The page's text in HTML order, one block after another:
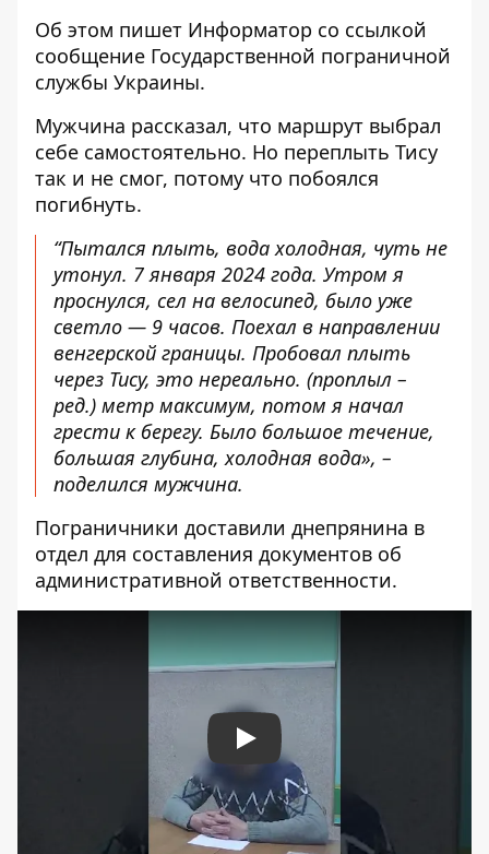
Об этом пишет Информатор со ссылкой
сообщение Государственной пограничной
службы Украины.
Мужчина рассказал, что маршрут выбрал
себе самостоятельно. Но переплыть Тису
так и не смог, потому что побоялся
погибнуть.
“Пытался плыть, вода холодная, чуть не
утонул. 7 января 2024 года. Утром я
проснулся, сел на велосипед, было уже
светло — 9 часов. Поехал в направлении
венгерской границы. Пробовал плыть
через Тису, это нереально. (проплыл –
ред.) метр максимум, потом я начал
грести к берегу. Было большое течение,
большая глубина, холодная вода», –
поделился мужчина.
Пограничники доставили днепрянина в
отдел для составления документов об
административной ответственности.
Play